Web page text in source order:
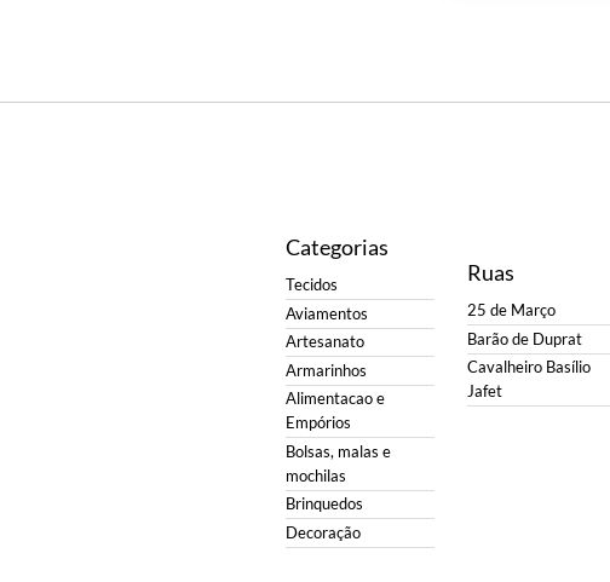
Categorias
Tecidos
Aviamentos
Artesanato
Armarinhos
Alimentacao e
Empórios
Bolsas, malas e
mochilas
Brinquedos
Decoração
Ruas
25 de Março
Barão de Duprat
Cavalheiro Basílio
Jafet